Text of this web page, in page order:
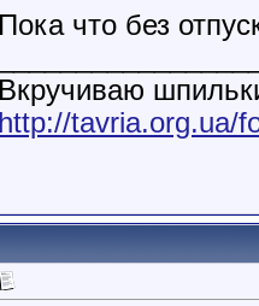
Пока что без
Вкручиваю
http://tavria.org.ua/